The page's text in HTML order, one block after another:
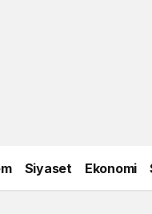
Siyaset Ekonomi